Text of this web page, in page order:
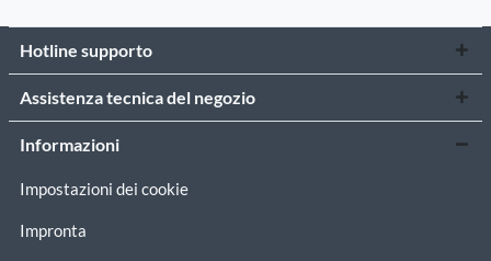
Hotline supporto
Assistenza tecnica del negozio
Informazioni
Impostazioni dei cookie
Impronta